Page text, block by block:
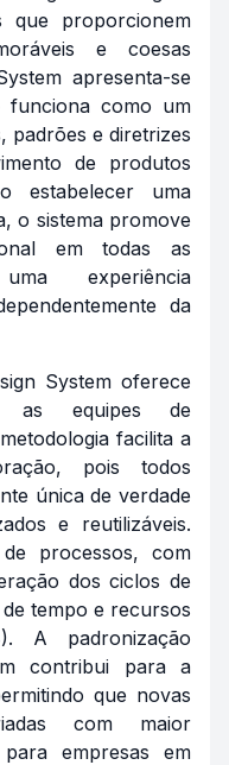
proporcionem
e coesas
apresenta-se
funciona como um
padrões e diretrizes
de produtos
estabelecer uma
o sistema promove
em todas as
experiência
da
System oferece
as equipes de
facilita a
pois todos
única de verdade
e reutilizáveis.
processos, com
dos ciclos de
tempo e recursos
A padronização
contribui para a
que novas
com maior
empresas em